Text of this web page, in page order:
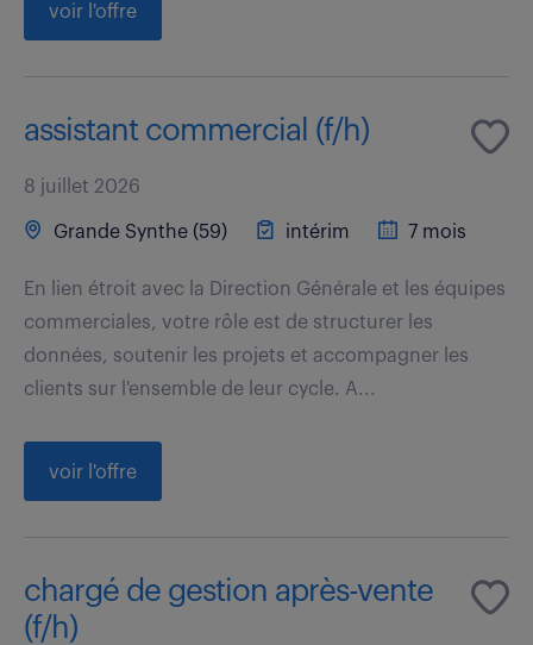
voir l'offre
assistant commercial (f/h)
8 juillet 2026
Grande Synthe (59) intérim 7 mois
En lien étroit avec la Direction Générale et les équipes
commerciales, votre rôle est de structurer les
données, soutenir les projets et accompagner les
clients sur l'ensemble de leur cycle. A...
voir l'offre
chargé de gestion après-vente
(f/h)